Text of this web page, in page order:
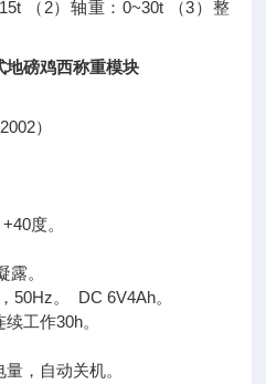
（2）轴重：0~30t （3）整
地磅鸡西称重模块
）
度。
露。
50Hz。 DC 6V4Ah。
工作30h。
，自动关机。